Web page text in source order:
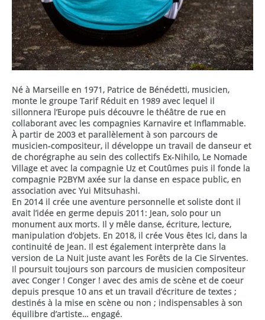
Né à Marseille en 1971, Patrice de Bénédetti, musicien,
monte le groupe Tarif Réduit en 1989 avec lequel il
sillonnera l’Europe puis découvre le théâtre de rue en
collaborant avec les compagnies Karnavire et Inflammable.
À partir de 2003 et parallèlement à son parcours de
musicien-compositeur, il développe un travail de danseur et
de chorégraphe au sein des collectifs Ex-Nihilo, Le Nomade
Village et avec la compagnie Uz et Coutûmes puis il fonde la
compagnie P2BYM axée sur la danse en espace public, en
association avec Yui Mitsuhashi.
En 2014 il crée une aventure personnelle et soliste dont il
avait l’idée en germe depuis 2011: Jean, solo pour un
monument aux morts. Il y mêle danse, écriture, lecture,
manipulation d’objets. En 2018, il crée Vous êtes Ici, dans la
continuité de Jean. Il est également interprète dans la
version de La Nuit juste avant les Forêts de la Cie Sirventes.
Il poursuit toujours son parcours de musicien compositeur
avec Conger ! Conger ! avec des amis de scène et de coeur
depuis presque 10 ans et un travail d’écriture de textes ;
destinés à la mise en scène ou non ; indispensables à son
équilibre d’artiste… engagé.